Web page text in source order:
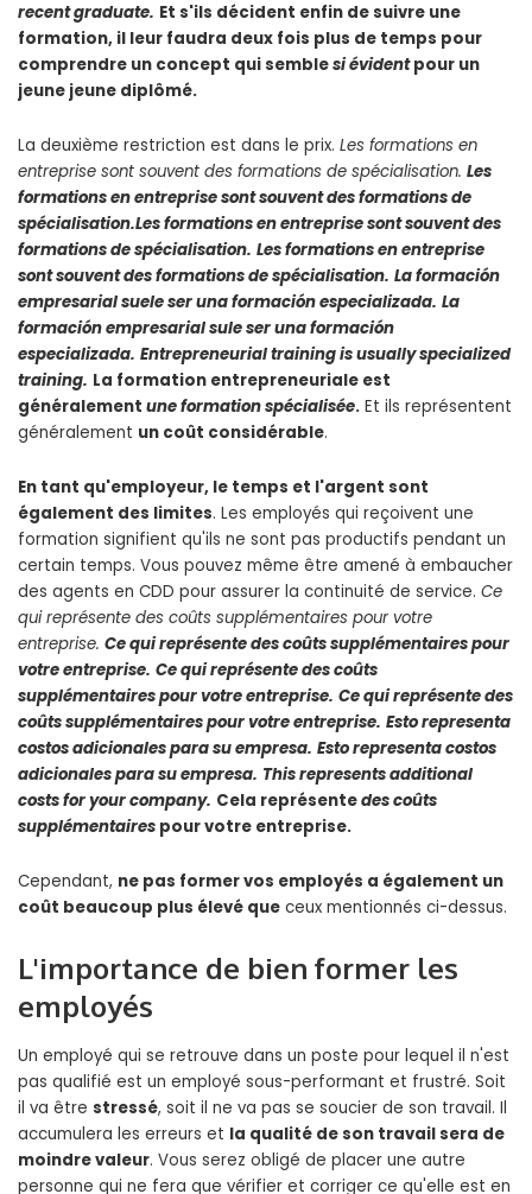
recent graduate. Et s'ils décident enfin de suivre une
formation, il leur faudra deux fois plus de temps pour
comprendre un concept qui semblesi évidentpour un
jeune jeune diplômé.
La deuxième restriction est dans le prix. Les formations en
entreprise sont souvent des formations de spécialisation. Les
formations en entreprise sont souventdes formations de
spécialisation.Les formations en entreprise sont souventdes
formations de spécialisation. Les formations en entreprise
sont souventdes formations de spécialisation. La formación
empresarial suele seruna formación especializada. La
formación empresarial sule seruna formación
especializada. Entrepreneurial training is usuallyspecialized
training. La formation entrepreneuriale est
généralement une formation spécialisée. Et ils représentent
généralement un coût considérable.
En tant qu'employeur, le temps et l'argent sont
également des limites. Les employés qui reçoivent une
formation signifient qu'ils ne sont pas productifs pendant un
certain temps. Vous pouvez même être amené à embaucher
des agents en CDD pour assurer la continuité de service. Ce
qui représente des coûts supplémentaires pour votre
entreprise. Ce qui représente descoûts supplémentairespour
votre entreprise. Ce qui représente descoûts
supplémentairespour votre entreprise. Ce qui représente des
coûts supplémentairespour votre entreprise. Esto representa
costos adicionalespara su empresa. Esto representacostos
adicionalespara su empresa. This representsadditional
costsfor your company. Cela représentedes coûts
supplémentaires pour votre entreprise.
Cependant, ne pas former vos employés a également un
coût beaucoup plus élevé que ceux mentionnés ci-dessus.
L'importance de bien former les
employés
Un employé qui se retrouve dans un poste pour lequel il n'est
pas qualifié est un employé sous-performant et frustré. Soit
il va être stressé, soit il ne va pas se soucier de son travail. Il
accumulera les erreurs et la qualité de son travail sera de
moindre valeur. Vous serez obligé de placer une autre
personne qui ne fera que vérifier et corriger ce qu'elle est en